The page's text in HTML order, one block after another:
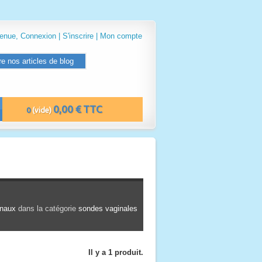
Connexion | S'inscrire | Mon compte
0 (vide) 0,00 € TTC
nos articles de blog
dans la catégorie sondes vaginales
Il y a 1 produit.